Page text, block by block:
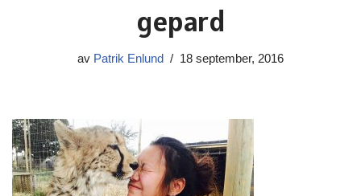
gepard
av Patrik Enlund 18 september, 2016